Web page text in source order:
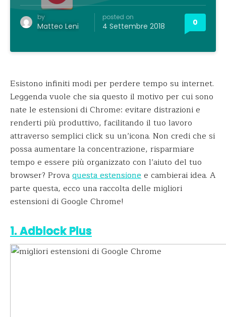
by
Matteo Leni
posted on
4 Settembre 2018 0
Esistono infiniti modi per perdere tempo su internet.
Leggenda vuole che sia questo il motivo per cui sono
nate le estensioni di Chrome: evitare distrazioni e
renderti più produttivo, facilitando il tuo lavoro
attraverso semplici click su un’icona. Non credi che si
possa aumentare la concentrazione, risparmiare
tempo e essere più organizzato con l’aiuto del tuo
browser? Provaquesta estensionee cambierai idea. A
parte questa, ecco una raccolta delle migliori
estensioni di Google Chrome!
1. Adblock Plus